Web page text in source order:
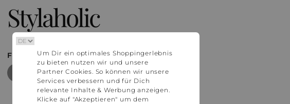
Stylaholic
FIND MORE INSPIRATION
Um Dir ein optimales Shoppingerlebnis
zu bieten nutzen wir und unsere
Partner Cookies. So können wir unsere
Services verbessern und für Dich
relevante Inhalte & Werbung anzeigen.
Klicke auf "Akzeptieren" um dem